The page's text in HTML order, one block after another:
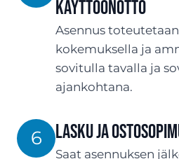
käyttöönotto
Asennus
kokemuksella ja
sovitulla tavalla ja
ajankohtana.
6 Lasku ja
Saat asennuksen